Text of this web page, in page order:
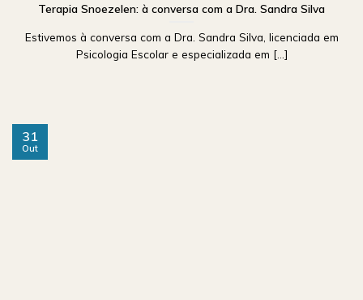
Terapia Snoezelen: à conversa com a Dra. Sandra Silva
Estivemos à conversa com a Dra. Sandra Silva, licenciada em
Psicologia Escolar e especializada em [...]
31
Out